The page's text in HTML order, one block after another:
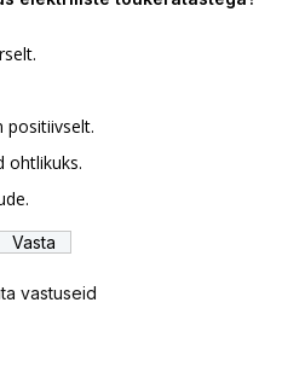
positiivselt.
ohtlikuks.
vastuseid